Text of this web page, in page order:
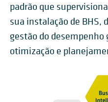
padrão que
sua instalação de BHS,
gestão do desempenho
otimização e